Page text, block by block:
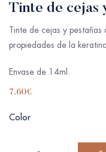
Tinte de cejas
Tinte de cejas y pestañas
propiedades de la
Envase de 14ml.
7.60€
Color